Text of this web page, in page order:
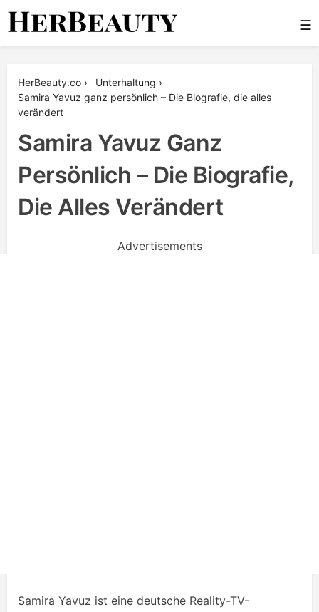
Skip
☰
HerBeauty.co › Unterhaltung ›
Samira Yavuz ganz persönlich – Die Biografie, die alles
verändert
Samira Yavuz Ganz
Persönlich – Die Biografie,
Die Alles Verändert
Advertisements
Samira Yavuz ist eine deutsche Reality-TV-